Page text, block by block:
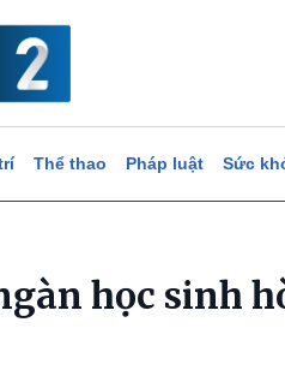
Thể thao Pháp luật Sức
học sinh